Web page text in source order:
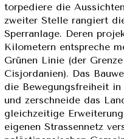
torpediere die
zweiter Stelle rangiert
Sperranlage. Deren
Kilometern entspreche
Grünen Linie (der
Cisjordanien). Das
die Bewegungsfreiheit
und zerschneide das
gleichzeitige
eigenen Strassennetz